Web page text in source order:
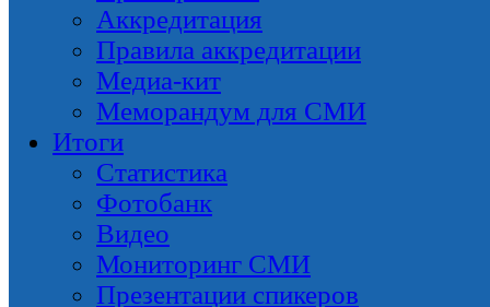
Аккредитация
Правила аккредитации
Медиа-кит
Меморандум для СМИ
Итоги
Статистика
Фотобанк
Видео
Мониторинг СМИ
Презентации спикеров